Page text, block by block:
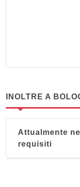
INOLTRE A
Attualmente
requisiti